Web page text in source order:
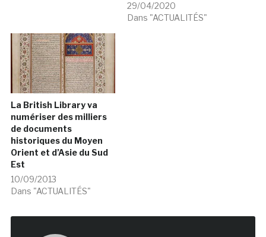
29/04/2020
Dans "ACTUALITÉS"
La British Library va
numériser des milliers
de documents
historiques du Moyen
Orient et d’Asie du Sud
Est
10/09/2013
Dans "ACTUALITÉS"